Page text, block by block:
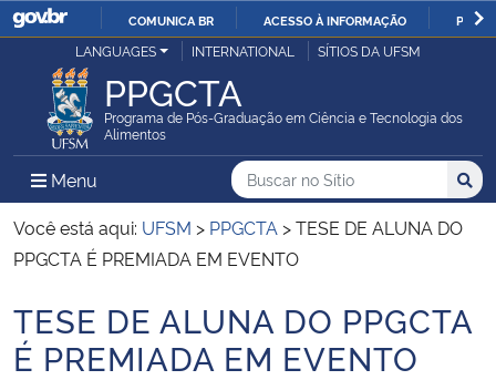
IR
O
COMUNICA BR ACESSO À INFORMAÇÃO
Ministério da Justiça e Segurança Pública
Ministério da Defesa
Ministério das Relações Exteriores
Ministério da Infraestrutura
LANGUAGES INTERNATIONAL SÍTIOS DA UFSM
PPGCTA
Programa de Pós-Graduação em Ciência e Tecnologia dos
Alimentos
Menu Menu Principal do Sítio
Busca
Buscar no no Sítio
Busca:
Você está aqui: UFSM > PPGCTA >TESE DE ALUNA DO
PPGCTA É PREMIADA EM EVENTO
Início do conteúdo
TESE DE ALUNA DO PPGCTA
É PREMIADA EM EVENTO